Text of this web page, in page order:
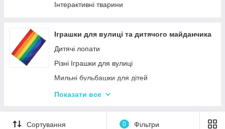
Інтерактивні тварини
Іграшки для вулиці та дитячого майданчика
Дитячі лопати
Різні Іграшки для вулиці
Мильні бульбашки для дітей
Гойдалки для дітей
Гірки для дитячого майданчика
Показати все
Сортування 0 Фільтри